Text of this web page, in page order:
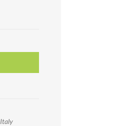
Italy